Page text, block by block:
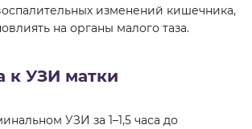
изменений кишечника,
на органы малого таза.
к УЗИ матки
УЗИ за 1–1,5 часа до